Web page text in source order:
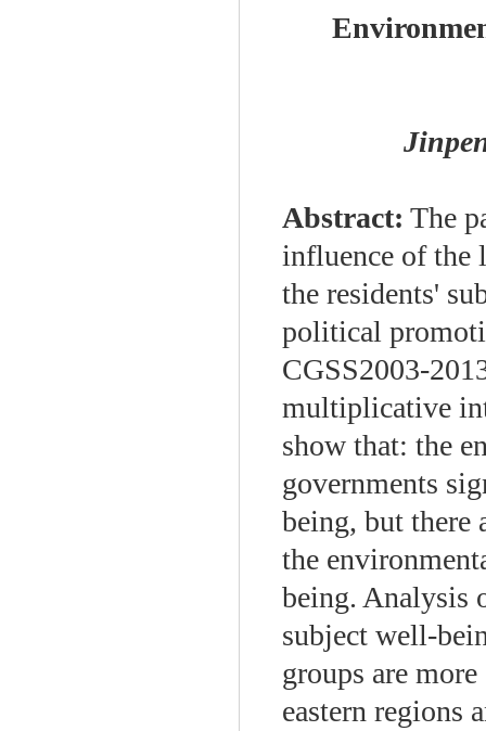
Abstract: The
influence of the
the residents'
political
CGSS2003-
multiplicative
show that: the
governments
being, but there
the
being. Analysis
subject well-
groups are
eastern regions